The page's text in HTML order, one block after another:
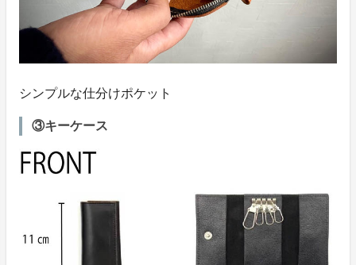
シンプルな仕分けポケット
③キーケース